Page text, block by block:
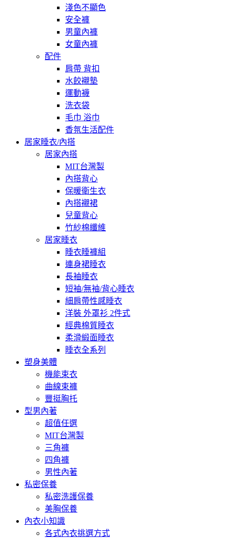
淺色不顯色
安全褲
男童內褲
女童內褲
配件
肩帶 背扣
水餃襯墊
運動襪
洗衣袋
毛巾 浴巾
香氛生活配件
居家睡衣/內搭
居家內搭
MIT台灣製
內搭背心
保暖衛生衣
內搭襯裙
兒童背心
竹紗棉纖維
居家睡衣
睡衣睡褲組
連身裙睡衣
長袖睡衣
短袖/無袖/背心睡衣
細肩帶性感睡衣
洋裝 外罩衫 2件式
經典棉質睡衣
柔滑緞面睡衣
睡衣全系列
塑身美體
機能束衣
曲線束褲
豐挺胸托
型男內著
超值任選
MIT台灣製
三角褲
四角褲
男性內著
私密保養
私密洗護保養
美胸保養
內衣小知識
各式內衣挑選方式